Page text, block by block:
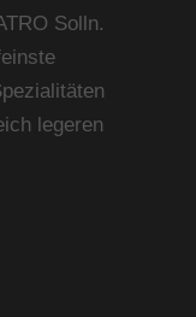
Solln.
legeren